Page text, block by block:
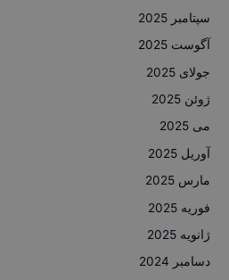
سپتامبر 2025
آگوست 2025
جولای 2025
ژوئن 2025
می 2025
آوریل 2025
مارس 2025
فوریه 2025
ژانویه 2025
دسامبر 2024